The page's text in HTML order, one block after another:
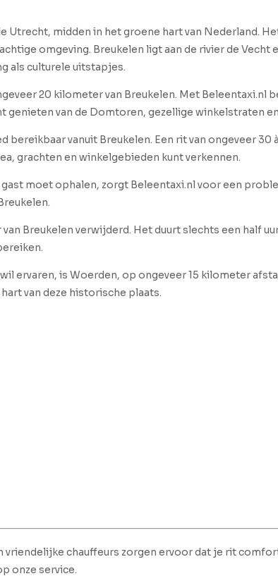
Utrecht, midden in het groene hart van Nederland.
omgeving. Breukelen ligt aan de rivier de Vecht
als culturele uitstapjes.
20 kilometer van Breukelen. Met Beleentaxi.nl
genieten van de Domtoren, gezellige winkelstraten
vanuit Breukelen. Een rit van ongeveer 30
grachten en winkelgebieden kunt verkennen.
moet ophalen, zorgt Beleentaxi.nl voor een
Breukelen verwijderd. Het duurt slechts een half
ervaren, is Woerden, op ongeveer 15 kilometer
van deze historische plaats.
chauffeurs zorgen ervoor dat je rit
onze service.